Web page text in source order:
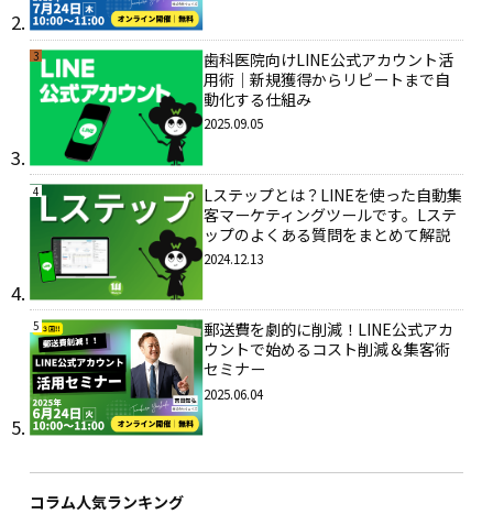
3
歯科医院向けLINE公式アカウント活
用術｜新規獲得からリピートまで自
動化する仕組み
2025.09.05
4
Lステップとは？LINEを使った自動集
客マーケティングツールです。Lステ
ップのよくある質問をまとめて解説
2024.12.13
5
郵送費を劇的に削減！LINE公式アカ
ウントで始めるコスト削減＆集客術
セミナー
2025.06.04
コラム人気ランキング